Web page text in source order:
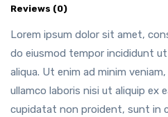
Reviews (0)
Lorem ipsum dolor sit amet,
do eiusmod tempor incididunt
aliqua. Ut enim ad minim
ullamco laboris nisi ut aliquip ex
cupidatat non proident, sunt in